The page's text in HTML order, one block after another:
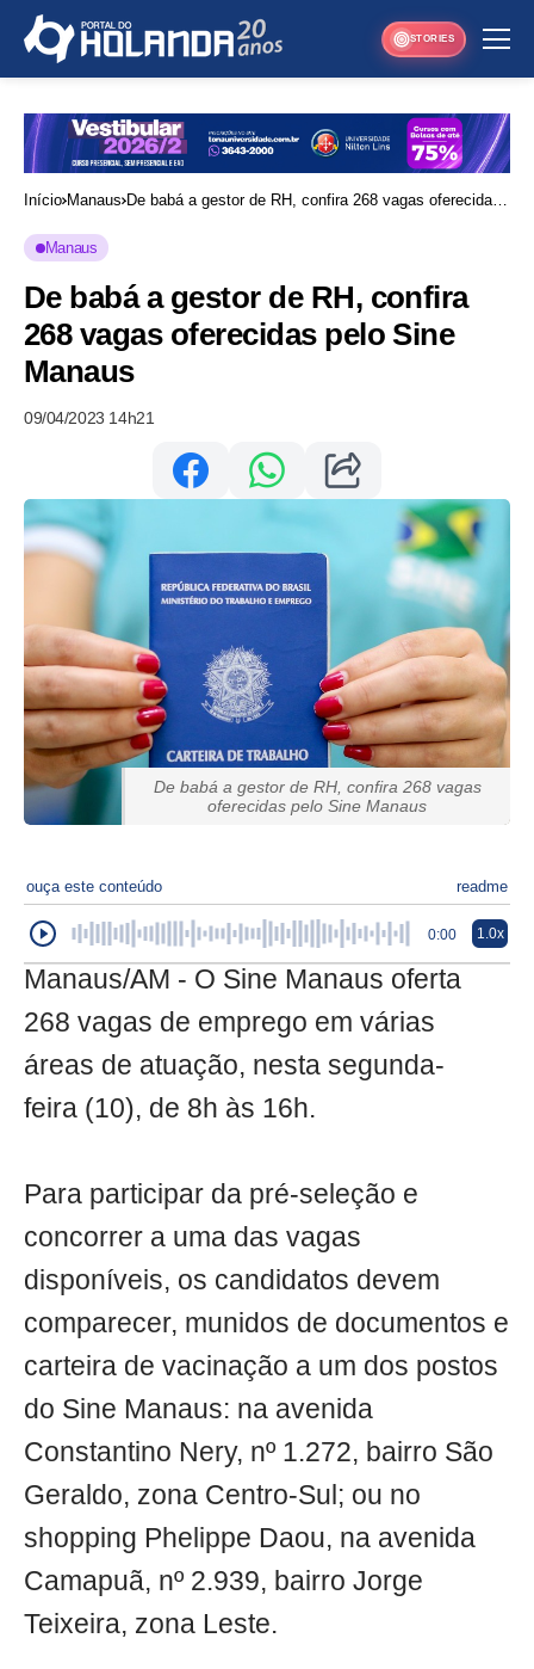
STORIES
Início Manaus De babá a gestor de RH, confira 268 vagas oferecidas
Manaus
De babá a gestor de RH, confira
268 vagas oferecidas pelo Sine
Manaus
09/04/2023 14h21
De babá a gestor de RH, confira 268 vagas
oferecidas pelo Sine Manaus
ouça este conteúdo readme
0:00 1.0x
Manaus/AM - O Sine Manaus oferta
268 vagas de emprego em várias
áreas de atuação, nesta segunda-
feira (10), de 8h às 16h.
Para participar da pré-seleção e
concorrer a uma das vagas
disponíveis, os candidatos devem
comparecer, munidos de documentos e
carteira de vacinação a um dos postos
do Sine Manaus: na avenida
Constantino Nery, nº 1.272, bairro São
Geraldo, zona Centro-Sul; ou no
shopping Phelippe Daou, na avenida
Camapuã, nº 2.939, bairro Jorge
Teixeira, zona Leste.